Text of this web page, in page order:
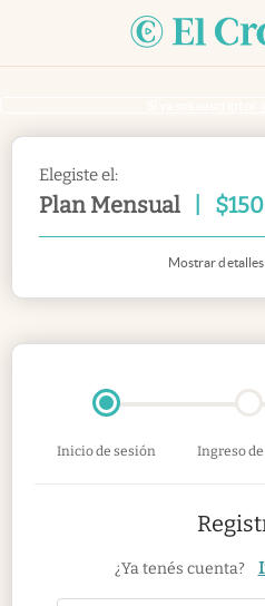
Elegiste el:
Plan Mensual $
Mostrar
Inicio de sesión Ingreso
¿Ya tenés cuenta?